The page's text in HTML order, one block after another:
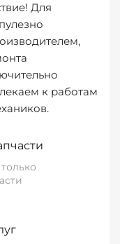
Для
к работам